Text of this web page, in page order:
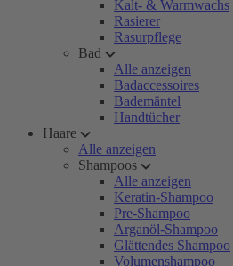
Kalt- & Warmwachs
Rasierer
Rasurpflege
Bad
Alle anzeigen
Badaccessoires
Bademäntel
Handtücher
Haare
Alle anzeigen
Shampoos
Alle anzeigen
Keratin-Shampoo
Pre-Shampoo
Arganöl-Shampoo
Glättendes Shampoo
Volumenshampoo